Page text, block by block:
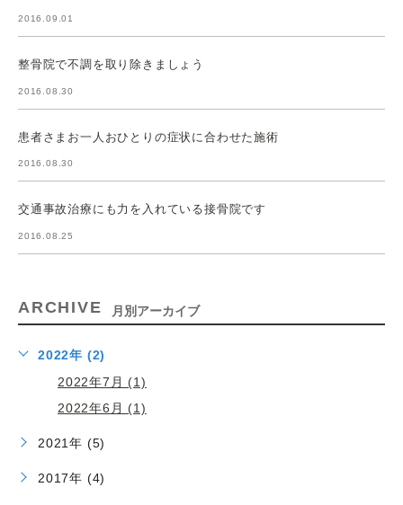
2016.09.01
整骨院で不調を取り除きましょう
2016.08.30
患者さまお一人おひとりの症状に合わせた施術
2016.08.30
交通事故治療にも力を入れている接骨院です
2016.08.25
ARCHIVE 月別アーカイブ
2022年 (2)
2022年7月 (1)
2022年6月 (1)
2021年 (5)
2017年 (4)